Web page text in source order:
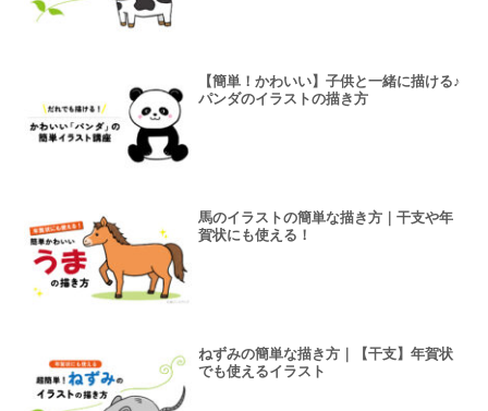
【簡単！かわいい】子供と一緒に描ける♪
パンダのイラストの描き方
馬のイラストの簡単な描き方｜干支や年
賀状にも使える！
ねずみの簡単な描き方｜【干支】年賀状
でも使えるイラスト